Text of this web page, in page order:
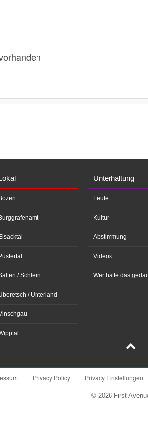
Bozen
Burggrafenamt
Eisacktal
Pustertal
/ Schlern
/ Unterland
Unterhaltung
Leute
Kultur
Abstimmung
Videos
Wer hätte das
Privacy Policy Privacy Einstellungen
© 2026 First